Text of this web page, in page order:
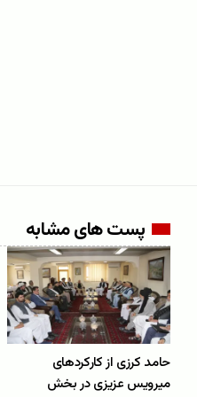
پست های مشابه
حامد کرزی از کارکردهای
میرویس عزیزی در بخش